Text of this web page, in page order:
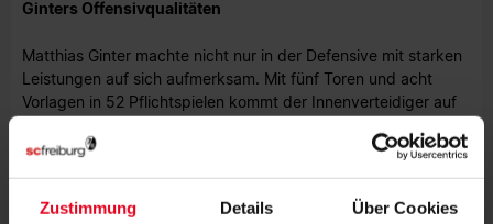
Zustimmung Details Über Cookies
Ginters Offensivqualitäten
Matthias Ginter machte nicht nur in der Defensive mit starken
Leistungen auf sich aufmerksam. Mit fünf Toren und acht
Vorlagen in 52 Pflichtspielen kommt der Innenverteidiger auf
2015/16 gelangen dem 32-Jährigen – damals im Trikot des